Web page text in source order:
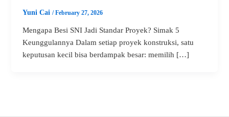
Yuni Cai/February 27, 2026
Mengapa Besi SNI Jadi Standar Proyek? Simak 5
Keunggulannya Dalam setiap proyek konstruksi, satu
keputusan kecil bisa berdampak besar: memilih […]